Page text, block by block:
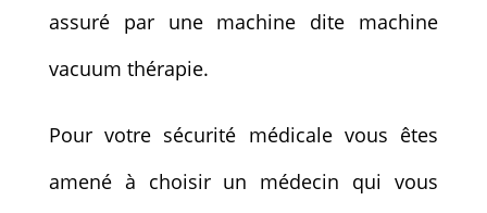
assuré par une machine dite machine
vacuum thérapie.
Pour votre sécurité médicale vous êtes
amené à choisir un médecin qui vous